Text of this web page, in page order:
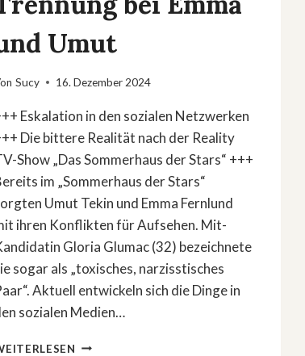
Umut
Sucy 16. Dezember 2024
Eskalation in den sozialen Netzwerken
Die bittere Realität nach der Reality
Show „Das Sommerhaus der Stars“ +++
im „Sommerhaus der Stars“
Umut Tekin und Emma Fernlund
ihren Konflikten für Aufsehen. Mit-
Gloria Glumac (32) bezeichnete
sogar als „toxisches, narzisstisches
Aktuell entwickeln sich die Dinge in
sozialen Medien…
DRAMA: